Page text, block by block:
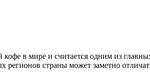
в мире и считается одним из
регионов страны может заметно